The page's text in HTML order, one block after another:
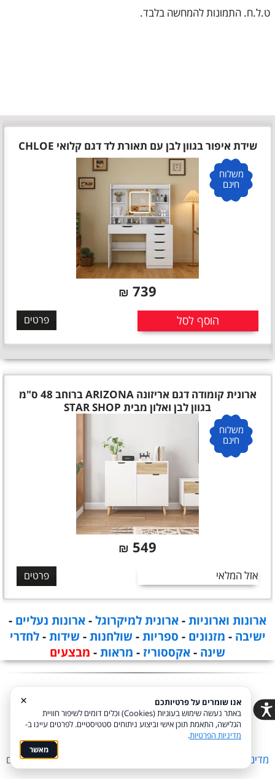
ט.ל.ח. התמונות להמחשה בלבד.
שידת איפור בגוון לבן עם תאורת לד דגם קלואי CHLOE
משלוח
חינם
739
₪
הוסף לסל פרטים
ארונית קומודה דגם אריזונה ARIZONA ברוחב 48 ס"מ
בגוון לבן ואלון מבית STAR SHOP
משלוח
חינם
549
₪
אזל המלאי פרטים
ארונות וארוניות-ארונית למיקרוגל-ארונות נעליים -
ישיבה - מזנונים - ספריות- שולחנות- שידות-לחדרי
שינה -אקססוריז - מראות- מבצעים
מדיניות פרטיות Coi בניית אתרים
×
אנו שומרים על פרטיותכם
באתר נעשה שימוש בעוגיות (Cookies) וכלים דומים לשיפור חוויית
הגלישה, התאמת תוכן אישי וביצוע ניתוחים סטטיסטיים. לפרטים עיינו ב-
מדיניות הפרטיות.
מאשר